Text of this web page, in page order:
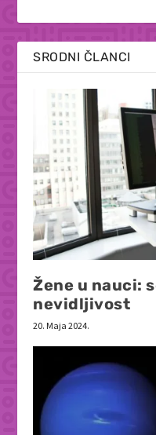
SRODNI ČLANCI
Žene u nauci:
nevidljivost
20. Maja 2024.